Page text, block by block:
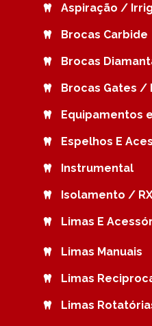
Aspiração /
Brocas Carbide
Brocas
Brocas Gates /
Equipamentos
Espelhos E
Instrumental
Isolamento /
Limas E
Limas Manuais
Limas
Limas